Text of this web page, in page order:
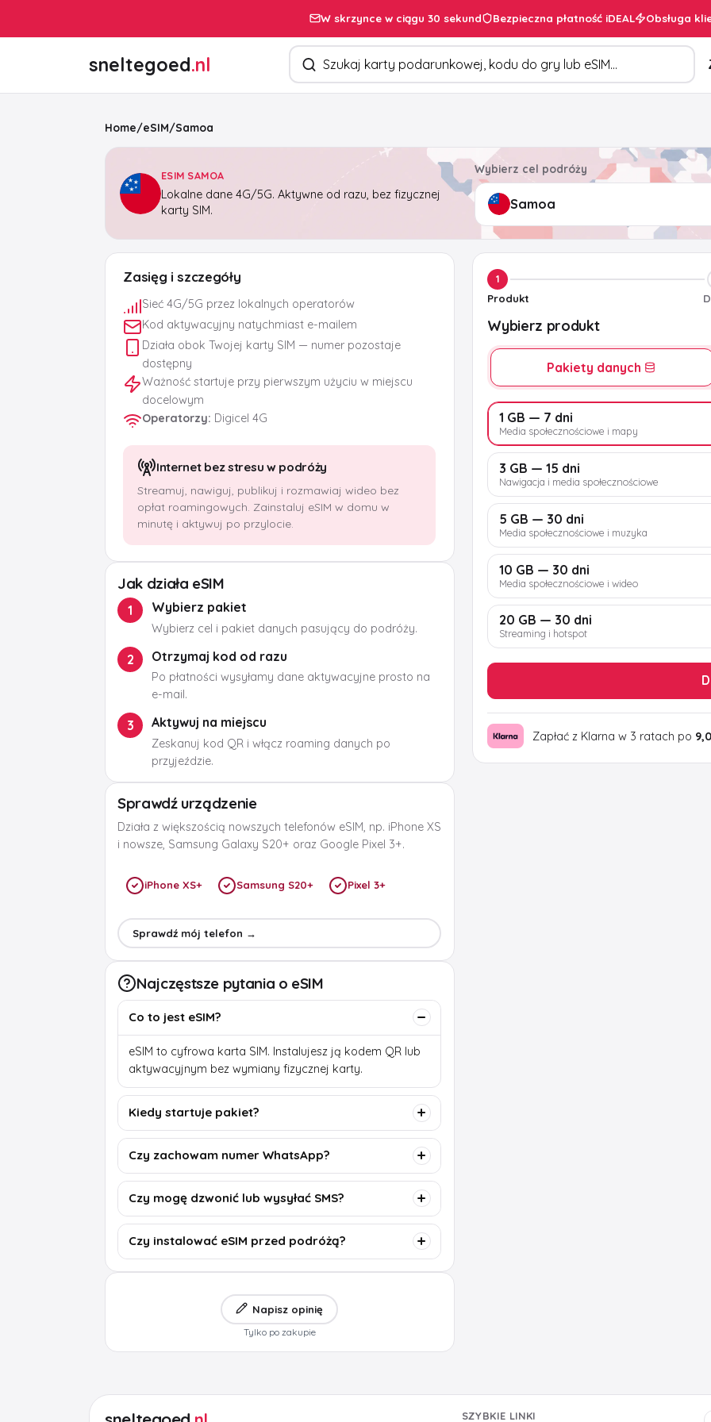
W skrzynce w ciągu 30 sekund Bezpieczna płatność iDEAL Obsługa
sneltegoed.nl Szukaj produktów
Home/eSIM/Samoa
ESIM SAMOA
Lokalne dane 4G/5G. Aktywne od razu, bez fizycznej
karty SIM.
Wybierz cel podróży
Zasięg i szczegóły
Sieć 4G/5G przez lokalnych operatorów
Kod aktywacyjny natychmiast e-mailem
Działa obok Twojej karty SIM — numer pozostaje
dostępny
Ważność startuje przy pierwszym użyciu w miejscu
docelowym
Operatorzy: Digicel 4G
Internet bez stresu w podróży
Streamuj, nawiguj, publikuj i rozmawiaj wideo bez
opłat roamingowych. Zainstaluj eSIM w domu w
minutę i aktywuj po przylocie.
Jak działa eSIM
1 Wybierz pakiet
Wybierz cel i pakiet danych pasujący do podróży.
2 Otrzymaj kod od razu
Po płatności wysyłamy dane aktywacyjne prosto na
e-mail.
3 Aktywuj na miejscu
Zeskanuj kod QR i włącz roaming danych po
przyjeździe.
Sprawdź urządzenie
Działa z większością nowszych telefonów eSIM, np. iPhone XS
i nowsze, Samsung Galaxy S20+ oraz Google Pixel 3+.
iPhone XS+ Samsung S20+ Pixel 3+
Sprawdź mój telefon →
Najczęstsze pytania o eSIM
Co to jest eSIM?
eSIM to cyfrowa karta SIM. Instalujesz ją kodem QR lub
aktywacyjnym bez wymiany fizycznej karty.
Kiedy startuje pakiet?
Czy zachowam numer WhatsApp?
Czy mogę dzwonić lub wysyłać SMS?
Czy instalować eSIM przed podróżą?
Napisz opinię
Tylko po zakupie
1
Produkt
Wybierz produkt
Pakiety danych
1 GB — 7 dni
Media społecznościowe i mapy
3 GB — 15 dni
Nawigacja i media społecznościowe
5 GB — 30 dni
Media społecznościowe i muzyka
10 GB — 30 dni
Media społecznościowe i wideo
20 GB — 30 dni
Streaming i hotspot
Zapłać z Klarna w 3 ratach po
SZYBKIE LINKI